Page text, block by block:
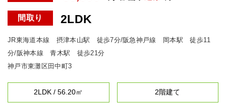
間取り 2LDK
JR東海道本線 摂津本山駅 徒歩7分/阪急神戸線 岡本駅 徒歩11
分/阪神本線 青木駅 徒歩21分
神戸市東灘区田中町3
2LDK / 56.20㎡ 2階建て